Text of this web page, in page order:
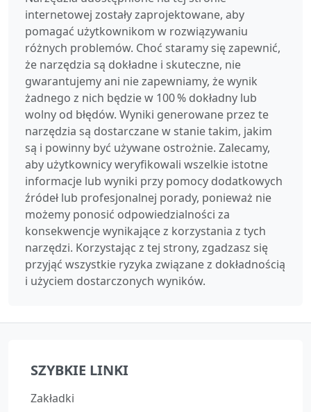
internetowej zostały zaprojektowane, aby
pomagać użytkownikom w rozwiązywaniu
różnych problemów. Choć staramy się zapewnić,
że narzędzia są dokładne i skuteczne, nie
gwarantujemy ani nie zapewniamy, że wynik
żadnego z nich będzie w 100 % dokładny lub
wolny od błędów. Wyniki generowane przez te
narzędzia są dostarczane w stanie takim, jakim
są i powinny być używane ostrożnie. Zalecamy,
aby użytkownicy weryfikowali wszelkie istotne
informacje lub wyniki przy pomocy dodatkowych
źródeł lub profesjonalnej porady, ponieważ nie
możemy ponosić odpowiedzialności za
konsekwencje wynikające z korzystania z tych
narzędzi. Korzystając z tej strony, zgadzasz się
przyjąć wszystkie ryzyka związane z dokładnością
i użyciem dostarczonych wyników.
SZYBKIE LINKI
Zakładki